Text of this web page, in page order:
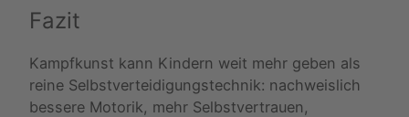
Fazit
Kampfkunst kann Kindern weit mehr geben als
reine Selbstverteidigungstechnik: nachweislich
bessere Motorik, mehr Selbstvertrauen,